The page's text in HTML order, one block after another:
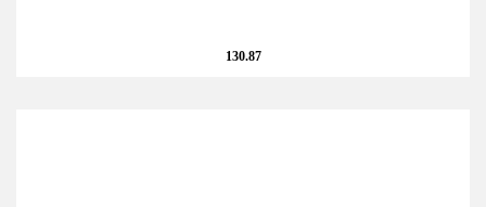
130.87